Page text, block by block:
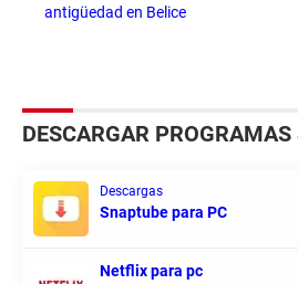
antigüedad en Belice
DESCARGAR
Descargas
Snaptube para PC
Netflix para pc